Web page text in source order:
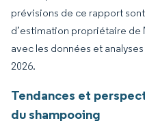
prévisions de ce rapport
d’estimation propriétaire de
avec les données et
2026.
Tendances et
du shampooing